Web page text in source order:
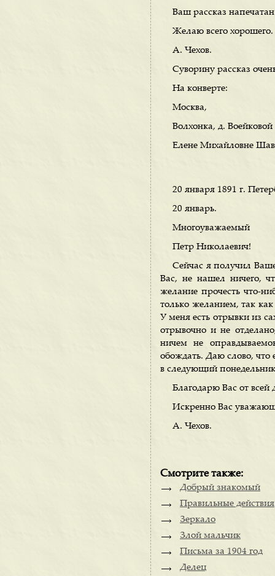
Ваш рассказ
Желаю всего хорошего.
А. Чехов.
Суворину рассказ
На конверте:
Москва,
Волхонка, д. Воейковой
Елене Михайловне
20 января 1891 г.
20 январь.
Многоуважаемый
Петр Николаевич!
Сейчас я получил
Вас, не нашел ничего,
желание прочесть что-
только желанием, так
У меня есть отрывки из
отрывочно и не
ничем не
обождать. Даю слово, что
в следующий
Благодарю Вас от
Искренно Вас
А. Чехов.
Смотрите также:
Добрый знакомый
Правильные действия
Зеркало
Злой мальчик
Письма за 1904 год
Делец